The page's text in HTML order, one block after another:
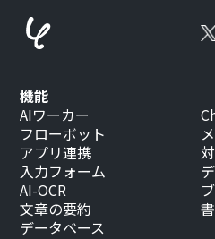
機能
AIワーカー
フローボット
アプリ連携
入力フォーム
AI-OCR
文章の要約
データベース